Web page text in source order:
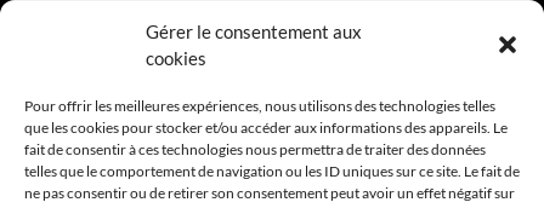
Gérer le consentement aux
cookies
Pour offrir les meilleures expériences, nous utilisons des technologies telles
que les cookies pour stocker et/ou accéder aux informations des appareils. Le
fait de consentir à ces technologies nous permettra de traiter des données
telles que le comportement de navigation ou les ID uniques sur ce site. Le fait de
ne pas consentir ou de retirer son consentement peut avoir un effet négatif sur
CGV
Mentions légales & Traitement des données personnelles